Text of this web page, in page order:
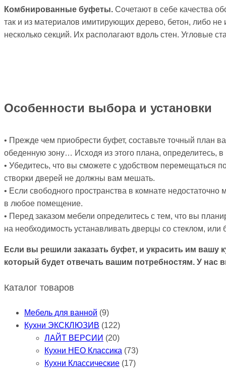
Комбнированные буфеты. Сочетают в себе качества
так и из материалов имитирующих дерево, бетон, либо
несколько секций. Их располагают вдоль стен. Угловые
Особенности выбора и установки
• Прежде чем приобрести буфет, составьте точный план
обеденную зону… Исходя из этого плана, определитесь, в
• Убедитесь, что вы сможете с удобством
створки дверей не должны вам мешать.
• Если свободного пространства в комнате
в любое помещение.
• Перед заказом мебели определитесь с тем, что вы
на необходимость устанавливать дверцы со стеклом, или
Если вы решили заказать буфет, и украсить им
который будет отвечать вашим потребностям. У
Каталог товаров
Мебель для ванной (9)
Кухни ЭКСКЛЮЗИВ (122)
ЛАЙТ ВЕРСИИ (20)
Кухни НЕО Классика (73)
Кухни Классические (17)